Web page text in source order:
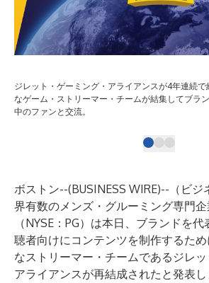
ジレット・ゲーミング・アライアンスが4年連続で
なゲーム・ストリーマー・チームが結集してブラ
中のファンと交流。
ボストン--(BUSINESS WIRE)-- （ビ
界有数のメンズ・グルーミング専門企
（NYSE：PG）は本日、ブランドを
聴者向けにコンテンツを制作するた
なストリーマー・チームであるジレッ
アライアンスが再結成されたと発表